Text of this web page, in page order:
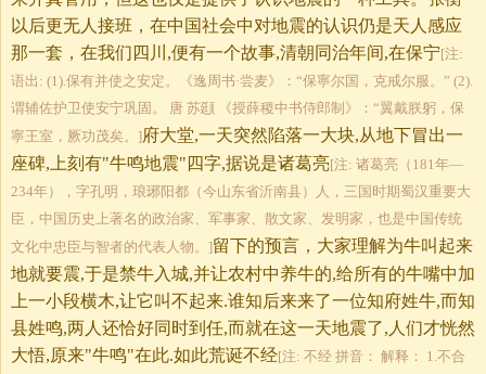
以后更无人接班，在中国社会中对地震的认识仍是天人感应
那一套，在我们四川,便有一个故事,清朝同治年间,在保宁[注:
语出: (1).保有并使之安定。《逸周书·尝麦》：“保寧尔国，克戒尔服。” (2).
谓辅佐护卫使安宁巩固。 唐 苏颋 《授薛稷中书侍郎制》：“翼戴朕躬，保
寧王室，厥功茂矣。]府大堂,一天突然陷落一大块,从地下冒出一
座碑,上刻有"牛鸣地震"四字,据说是诸葛亮[注: 诸葛亮（181年—
234年），字孔明，琅琊阳都（今山东省沂南县）人，三国时期蜀汉重要大
臣，中国历史上著名的政治家、军事家、散文家、发明家，也是中国传统
文化中忠臣与智者的代表人物。]留下的预言，大家理解为牛叫起来
地就要震,于是禁牛入城,并让农村中养牛的,给所有的牛嘴中加
上一小段横木,让它叫不起来.谁知后来来了一位知府姓牛,而知
县姓鸣,两人还恰好同时到任,而就在这一天地震了,人们才恍然
大悟,原来"牛鸣"在此.如此荒诞不经[注: 不经 拼音： 解释： 1.不合